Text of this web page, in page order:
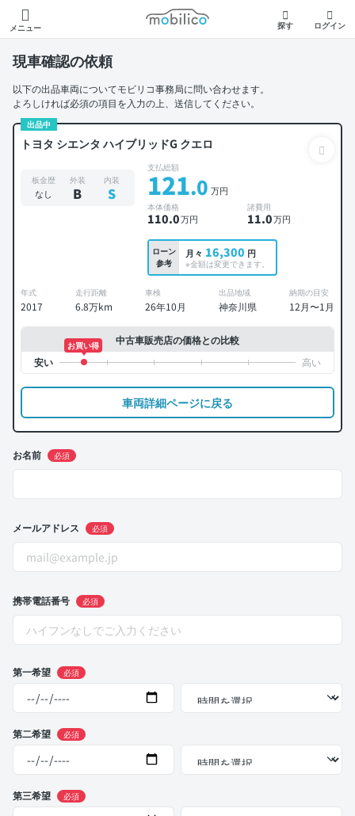
メニュー
モビリコ
探す ログイン
現車確認の依頼
以下の出品車両についてモビリコ事務局に問い合わせます。
よろしければ必須の項目を入力の上、送信してください。
出品中
トヨタ シエンタ ハイブリッドG クエロ
板金歴
なし
外装
B
内装
S
支払総額
121.0 万円
本体価格
110.0万円
諸費用
11.0万円
ローン
参考
月々 16,300 円
※金額は変更できます。
年式
2017
走行距離
6.8万km
車検
26年10月
出品地域
神奈川県
納期の目安
12月〜1月
中古車販売店の価格との比較
お買い得
車両詳細ページに戻る
お名前 必須
メールアドレス 必須
携帯電話番号 必須
第一希望 必須
第二希望 必須
第三希望 必須